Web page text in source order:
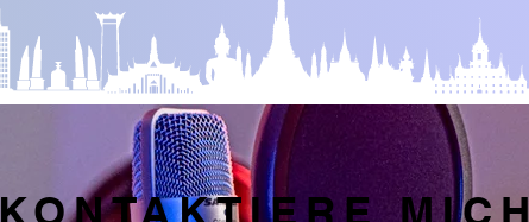
KONTAKTIERE MICH